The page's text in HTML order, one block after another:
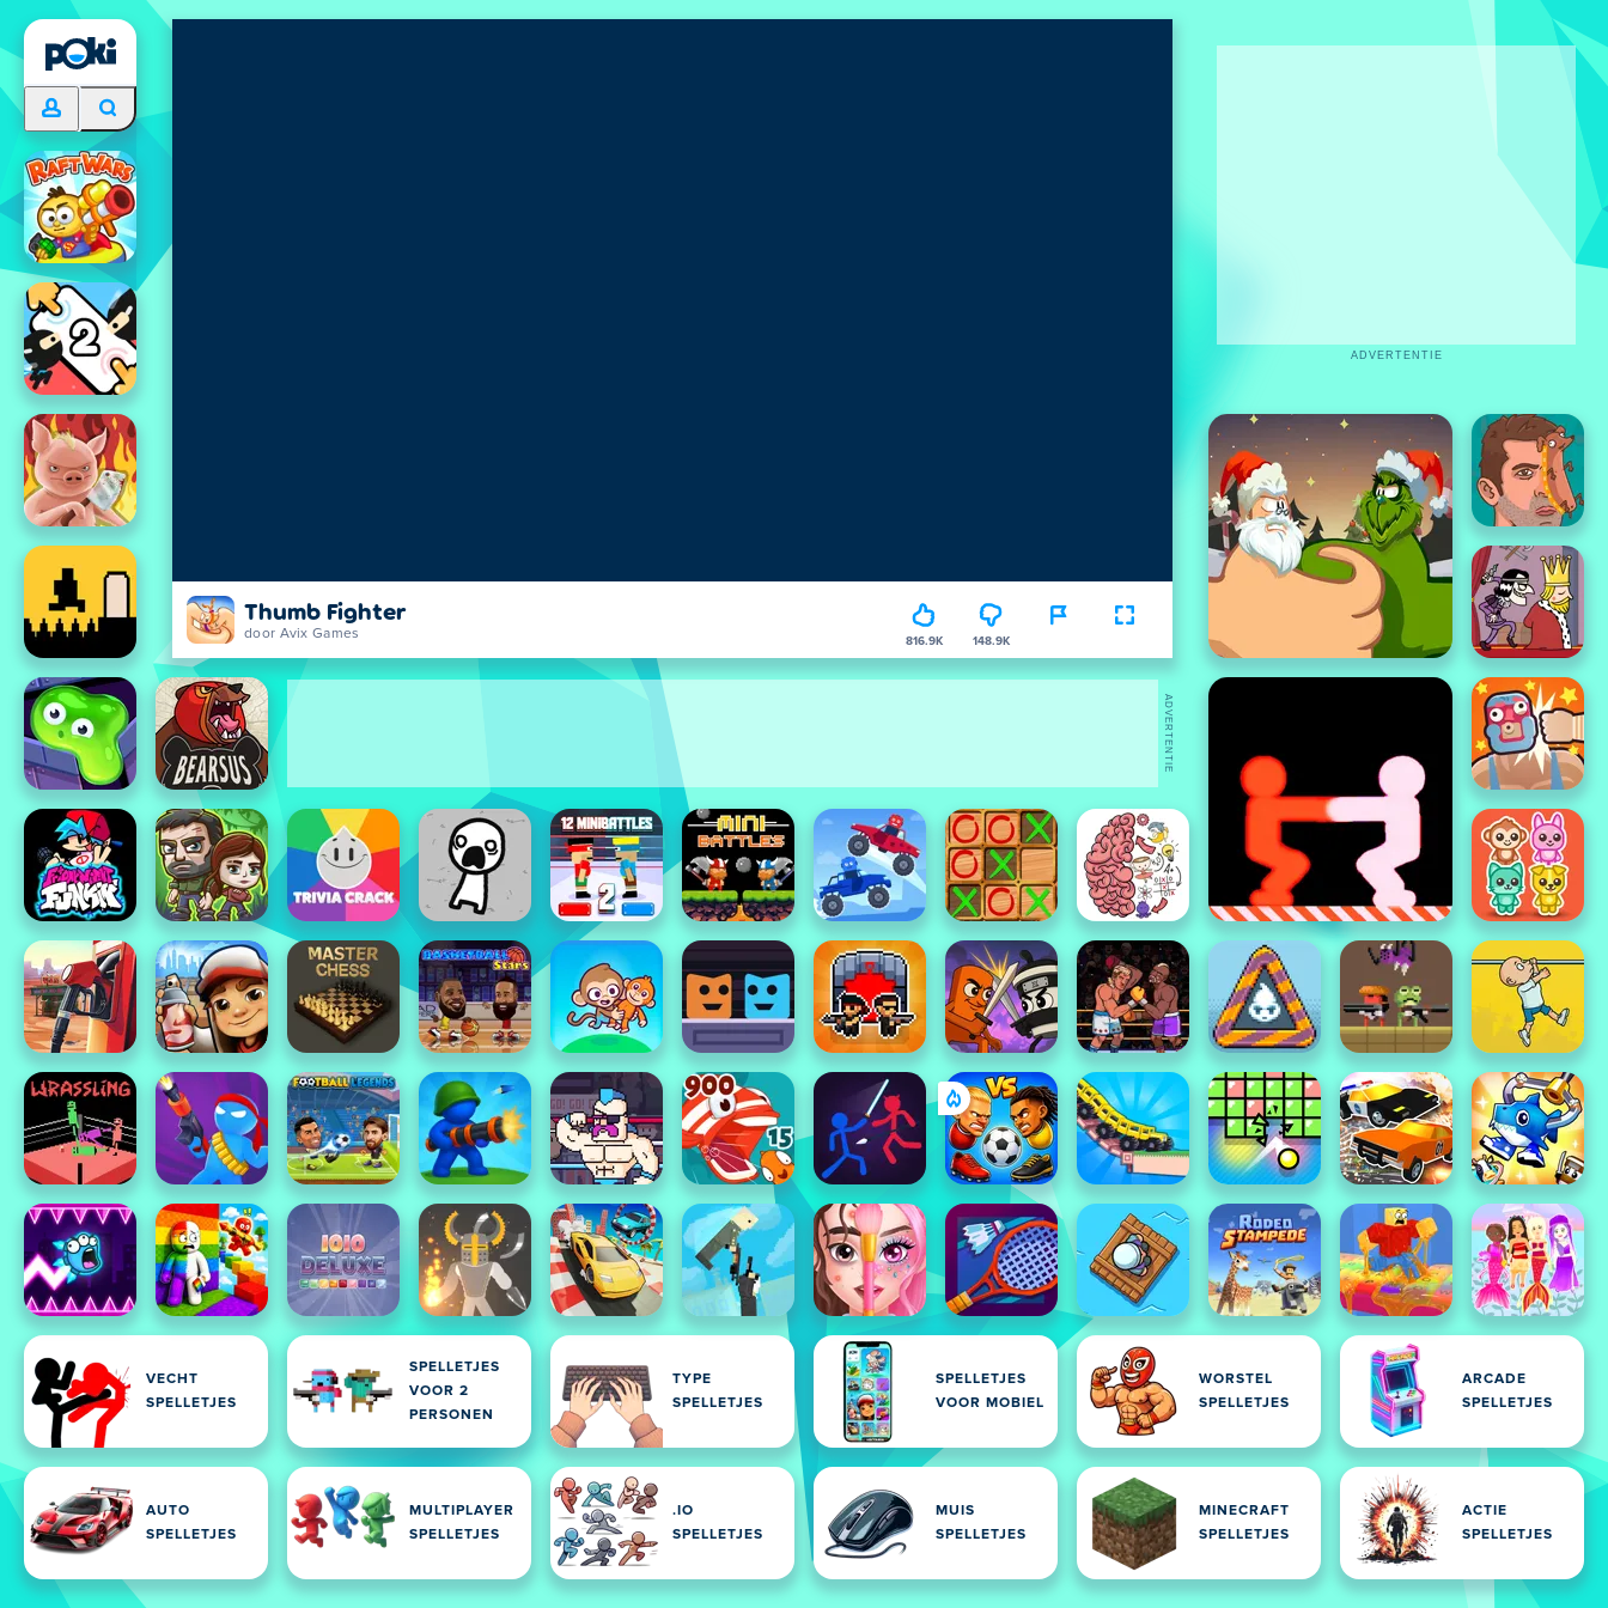
Thumb Fighter
door Avix Games 816.9K 148.9K
VECHT
SPELLETJES
SPELLETJES
VOOR 2
PERSONEN
TYPE
SPELLETJES
SPELLETJES
VOOR MOBIEL
WORSTEL
SPELLETJES
ARCADE
SPELLETJES
AUTO
SPELLETJES
MULTIPLAYER
SPELLETJES
.IO
SPELLETJES
MUIS
SPELLETJES
MINECRAFT
SPELLETJES
ACTIE
SPELLETJES
ADVERTENTIE
ADVERTENTIE